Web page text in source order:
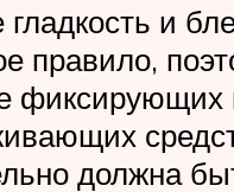
и
правило,
фиксирующих
должна